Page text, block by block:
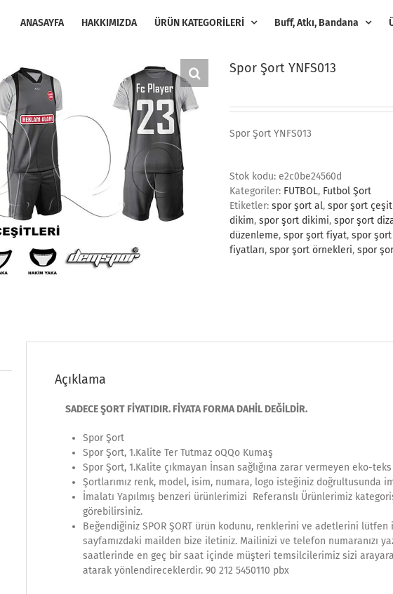
ANASAYFA HAKKIMIZDA ÜRÜN KATEGORİLERİ Buff, Atkı, Bandana
Spor Şort YNFS013
Spor Şort YNFS013
Stok kodu: e2c0be24560d
Kategoriler: FUTBOL, Futbol Şort
Etiketler: spor şort al, spor şort
dikim, spor şort dikimi, spor şort
düzenleme, spor şort fiyat, spor şort
fiyatları, spor şort örnekleri, spor
Açıklama
SADECE ŞORT FİYATIDIR. FİYATA FORMA DAHİL DEĞİLDİR.
Spor Şort
Spor Şort, 1.Kalite Ter Tutmaz oQQo Kumaş
Spor Şort, 1.Kalite çıkmayan İnsan sağlığına zarar vermeyen eko-teks
Şortlarımız renk, model, isim, numara, logo isteğiniz doğrultusunda
İmalatı Yapılmış benzeri ürünlerimizi Referanslı Ürünlerimiz
görebilirsiniz.
Beğendiğiniz SPOR ŞORT ürün kodunu, renklerini ve adetlerini
sayfamızdaki mailden bize iletiniz. Mailinizi ve telefon numaranızı
saatlerinde en geç bir saat içinde müşteri temsilcilerimiz sizi
atarak yönlendireceklerdir. 90 212 5450110 pbx